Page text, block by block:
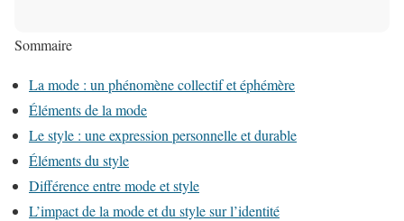
Clara, 22 ans, étudiante :
« Mon style est un reflet de ma personnalité. J’adore
mélanger les tendances avec des pièces vintage pour
créer quelque chose d’unique. »
Sommaire
La mode : un phénomène collectif et éphémère
Éléments de la mode
Le style : une expression personnelle et durable
Éléments du style
Différence entre mode et style
L’impact de la mode et du style sur l’identité